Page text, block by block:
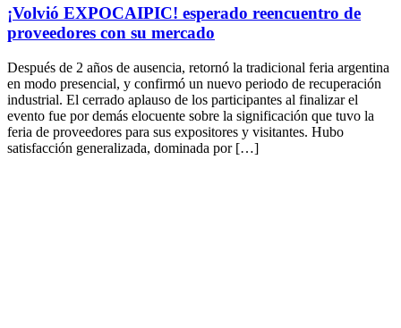
¡Volvió EXPOCAIPIC! esperado reencuentro de
proveedores con su mercado
Después de 2 años de ausencia, retornó la tradicional feria argentina
en modo presencial, y confirmó un nuevo periodo de recuperación
industrial. El cerrado aplauso de los participantes al finalizar el
evento fue por demás elocuente sobre la significación que tuvo la
feria de proveedores para sus expositores y visitantes. Hubo
satisfacción generalizada, dominada por […]